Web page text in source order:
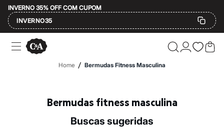
INVERNO 35% OFF COM CUPOM
INVERNO35
Ofertas
Compre por Departamento
Home / Bermudas Fitness Masculina
Bermudas fitness masculina
buscas sugeridas